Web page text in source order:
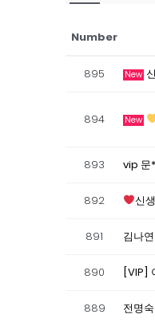
Number
895 New
894 New
893 vip 문
892 신
891 김나
890 [VIP]
889 전명